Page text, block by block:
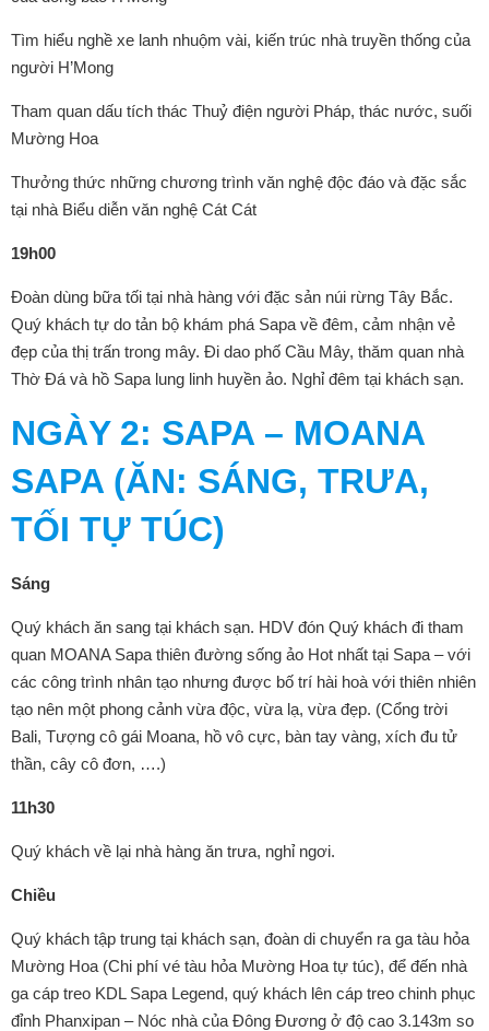
Tìm hiểu nghề xe lanh nhuộm vài, kiến trúc nhà truyền thống của
người H’Mong
Tham quan dấu tích thác Thuỷ điện người Pháp, thác nước, suối
Mường Hoa
Thưởng thức những chương trình văn nghệ độc đáo và đặc sắc
tại nhà Biểu diễn văn nghệ Cát Cát
19h00
Đoàn dùng bữa tối tại nhà hàng với đặc sản núi rừng Tây Bắc.
Quý khách tự do tản bộ khám phá Sapa về đêm, cảm nhận vẻ
đẹp của thị trấn trong mây. Đi dao phố Cầu Mây, thăm quan nhà
Thờ Đá và hồ Sapa lung linh huyền ảo. Nghỉ đêm tại khách sạn.
NGÀY 2: SAPA – MOANA
SAPA (ĂN: SÁNG, TRƯA,
TỐI TỰ TÚC)
Sáng
Quý khách ăn sang tại khách sạn. HDV đón Quý khách đi tham
quan MOANA Sapa thiên đường sống ảo Hot nhất tại Sapa – với
các công trình nhân tạo nhưng được bố trí hài hoà với thiên nhiên
tạo nên một phong cảnh vừa độc, vừa lạ, vừa đẹp. (Cổng trời
Bali, Tượng cô gái Moana, hồ vô cực, bàn tay vàng, xích đu tử
thần, cây cô đơn, ….)
11h30
Quý khách về lại nhà hàng ăn trưa, nghỉ ngơi.
Chiều
Quý khách tập trung tại khách sạn, đoàn di chuyển ra ga tàu hỏa
Mường Hoa (Chi phí vé tàu hỏa Mường Hoa tự túc), để đến nhà
ga cáp treo KDL Sapa Legend, quý khách lên cáp treo chinh phục
đỉnh Phanxipan – Nóc nhà của Đông Đương ở độ cao 3.143m so